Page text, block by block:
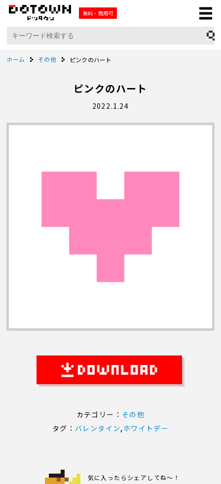
無料・商用可
ホーム その他 ピンクのハート
ピンクのハート
2022.1.24
カテゴリー： その他
タグ： バレンタイン, ホワイトデー
気に入ったらシェアしてね～！